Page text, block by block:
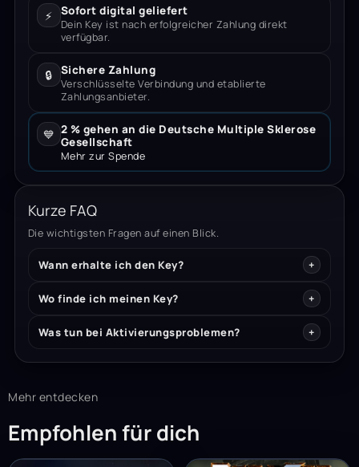
⚡ Sofort digital geliefert
Dein Key ist nach erfolgreicher Zahlung direkt
verfügbar.
🔒 Sichere Zahlung
Verschlüsselte Verbindung und etablierte
Zahlungsanbieter.
💙 2 % gehen an die Deutsche Multiple Sklerose
Gesellschaft
Mehr zur Spende
Kurze FAQ
Die wichtigsten Fragen auf einen Blick.
Wann erhalte ich den Key?
Wo finde ich meinen Key?
Was tun bei Aktivierungsproblemen?
Mehr entdecken
Empfohlen für dich